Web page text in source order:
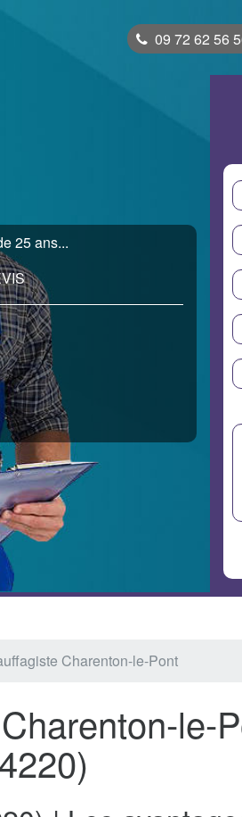
09 72 62 56
25 ans...
Charenton-le-Pont
le-